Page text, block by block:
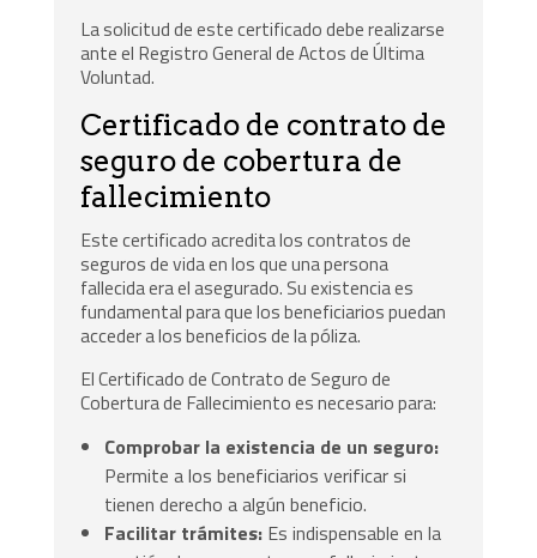
La solicitud de este certificado debe realizarse
ante el Registro General de Actos de Última
Voluntad.
Certificado de contrato de
seguro de cobertura de
fallecimiento
Este certificado acredita los contratos de
seguros de vida en los que una persona
fallecida era el asegurado. Su existencia es
fundamental para que los beneficiarios puedan
acceder a los beneficios de la póliza.
El Certificado de Contrato de Seguro de
Cobertura de Fallecimiento es necesario para:
Comprobar la existencia de un seguro:
Permite a los beneficiarios verificar si
tienen derecho a algún beneficio.
Facilitar trámites: Es indispensable en la